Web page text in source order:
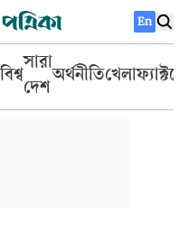
En
বিশ্ব
সারা
দেশ
অর্থনীতিখেলা